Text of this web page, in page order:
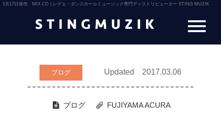
3月17日発売 MIX CD | レゲエ・ダンスホールミュージック専門ディストリビューター STING MUZIK
ブログ Updated 2017.03.06
ブログ FUJIYAMA ACURA